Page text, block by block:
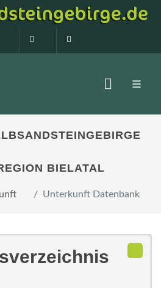
0160 99873408
BIELATAL
Unterkunft Datenbank